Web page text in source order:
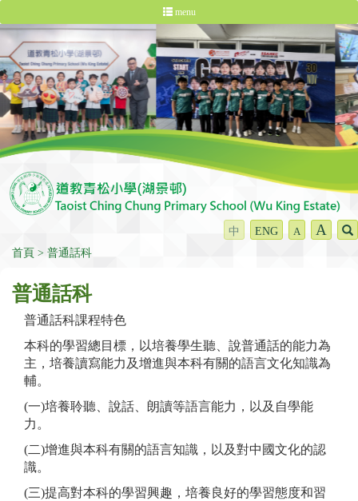
menu
中 ENG A A
首頁 普通話科
普通話科
普通話科課程特色
本科的學習總目標，以培養學生聽、說普通話的能力為
主，培養讀寫能力及增進與本科有關的語言文化知識為
輔。
(一)培養聆聽、說話、朗讀等語言能力，以及自學能
力。
(二)增進與本科有關的語言知識，以及對中國文化的認
識。
(三)提高對本科的學習興趣，培養良好的學習態度和習